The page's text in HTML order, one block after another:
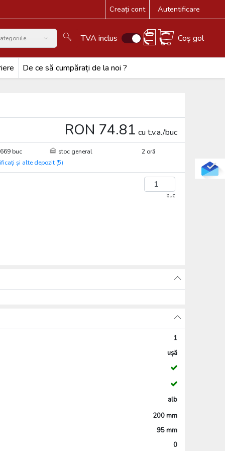
Creați cont Autentificare
TVA inclus Coș gol
De ce să cumpărați de la noi ?
RON 74.81 cu t.v.a./buc
buc stoc general
2 oră
și alte depozit (5)
buc
1
ușă
alb
200 mm
95 mm
0